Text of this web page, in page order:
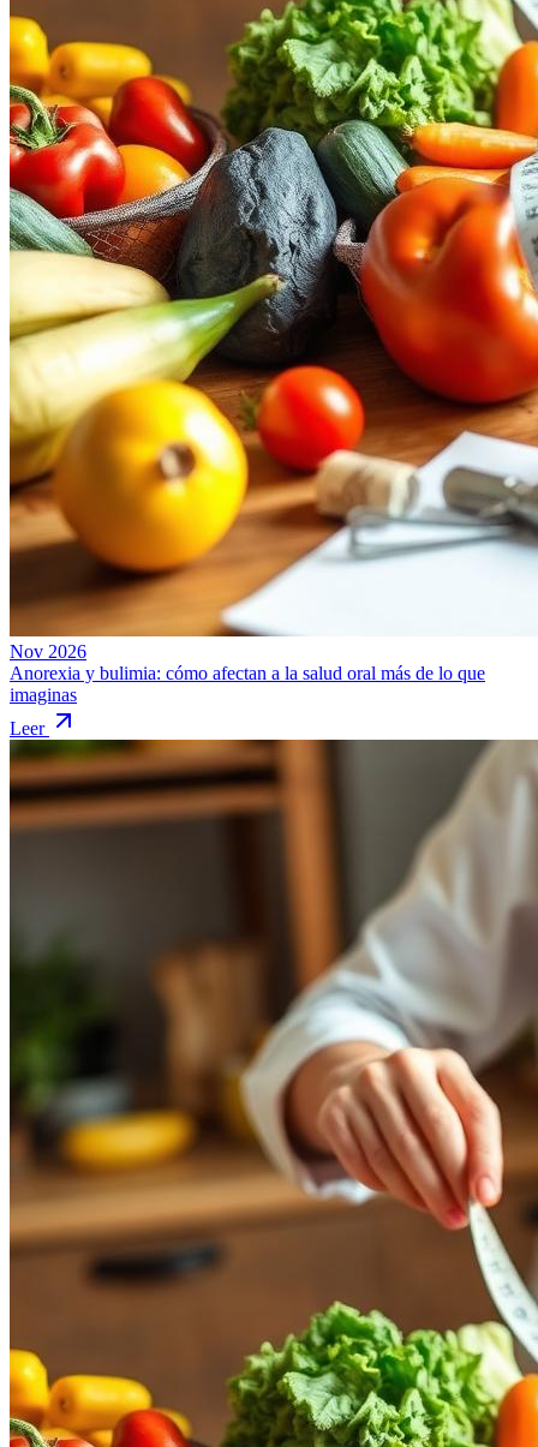
Nov 2026
Anorexia y bulimia: cómo afectan a la salud oral más de lo que
imaginas
Leer